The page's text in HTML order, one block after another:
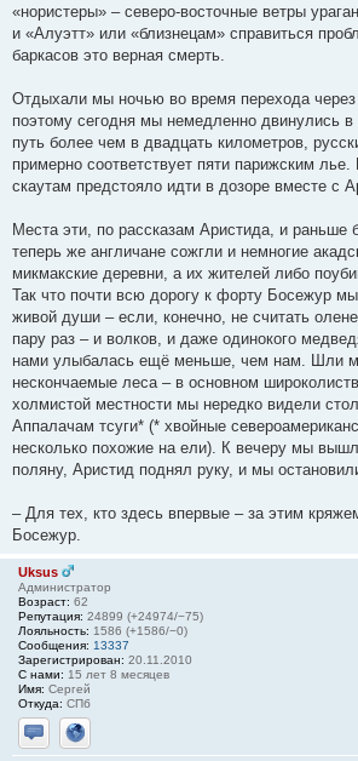
«нористеры» – северо-восточные ветры
и «Алуэтт» или «близнецам» справиться
баркасов это верная смерть.
Отдыхали мы ночью во время перехода через
поэтому сегодня мы немедленно двинулись в
путь более чем в двадцать километров,
примерно соответствует пяти парижским
скаутам предстояло идти в дозоре вместе с
Места эти, по рассказам Аристида, и раньше
теперь же англичане сожгли и немногие
микмакские деревни, а их жителей либо
Так что почти всю дорогу к форту Босежур
живой души – если, конечно, не считать
пару раз – и волков, и даже одинокого
нами улыбалась ещё меньше, чем нам. Шли
нескончаемые леса – в основном
холмистой местности мы нередко видели
Аппалачам тсуги* (* хвойные
несколько похожие на ели). К вечеру мы
поляну, Аристид поднял руку, и мы
– Для тех, кто здесь впервые – за этим
Босежур.
Uksus
Администратор
Возраст: 62
Репутация: 24899 (+24974/−75)
Лояльность: 1586 (+1586/−0)
Сообщения: 13337
Зарегистрирован: 20.11.2010
С нами: 15 лет 8 месяцев
Имя: Сергей
Откуда: СПб
Отправить личное сообщение
Сайт